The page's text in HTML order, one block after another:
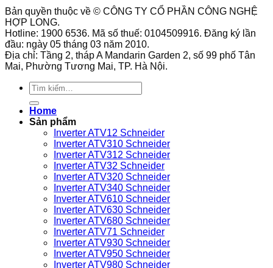
thế
đặt?
hệ
công
áp
suất
9013FHG3J27M1
Telemecanique
suất
phù
với
bảo
biến
GS270-
Bản quyền thuộc về © CÔNG TY CỔ PHẦN CÔNG NGHỆ
HỢP LONG.
Hotline: 1900 6536. Mã số thuế: 0104509916. Đăng ký lần
đầu: ngày 05 tháng 03 năm 2010.
Địa chỉ: Tầng 2, tháp A Mandarin Garden 2, số 99 phố Tân
Mai, Phường Tương Mai, TP. Hà Nội.
Tìm
kiếm:
Home
Sản phẩm
Inverter ATV12 Schneider
Inverter ATV310 Schneider
Inverter ATV312 Schneider
Inverter ATV32 Schneider
Inverter ATV320 Schneider
Inverter ATV340 Schneider
Inverter ATV610 Schneider
Inverter ATV630 Schneider
Inverter ATV680 Schneider
Inverter ATV71 Schneider
Inverter ATV930 Schneider
Inverter ATV950 Schneider
Inverter ATV980 Schneider